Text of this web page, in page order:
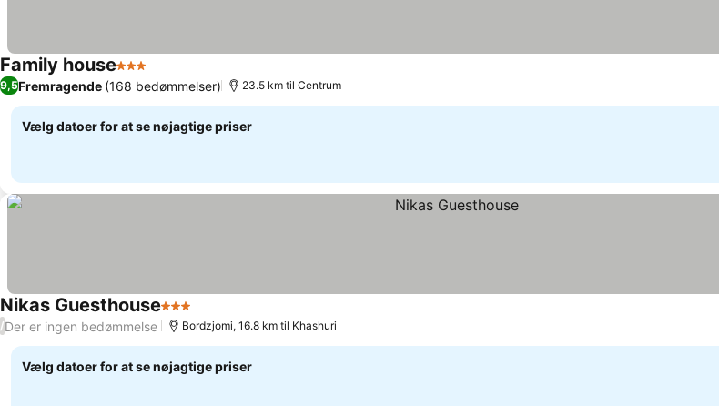
Family house3 Stjerner
9,5Fremragende (168 bedømmelser) 23.5 km til Centrum
Vælg datoer for at se nøjagtige priser
Nikas Guesthouse3 Stjerner
/Der er ingen bedømmelse Bordzjomi, 16.8 km til Khashuri
Vælg datoer for at se nøjagtige priser